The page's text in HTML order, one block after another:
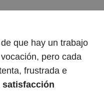
que hay un trabajo
pero cada
frustrada e
satisfacción